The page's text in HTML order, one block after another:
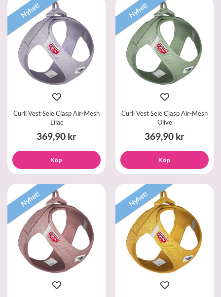
Nyhet!
Curli Vest Sele Clasp Air-Mesh
Lilac
369,90 kr
Köp
Nyhet!
Curli Vest Sele Clasp Air-Mesh
Olive
369,90 kr
Köp
Nyhet! Nyhet!